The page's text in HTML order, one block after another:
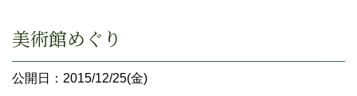
美術館めぐり
公開日：2015/12/25(金)